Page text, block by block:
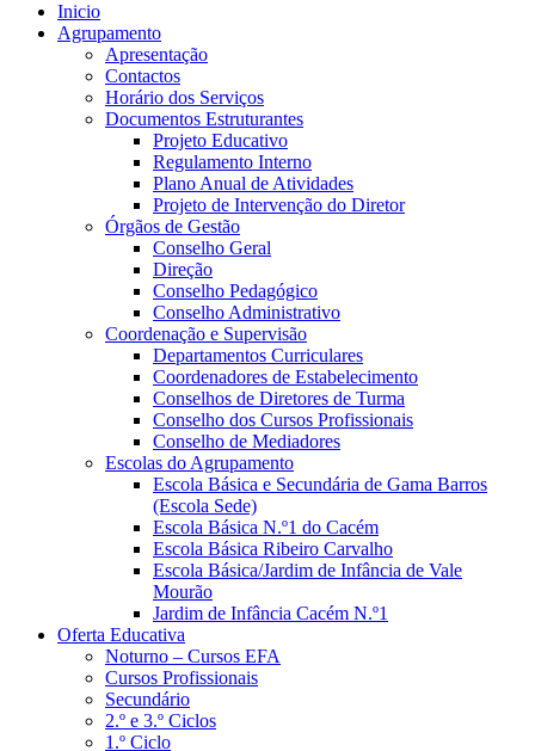
Inicio
Agrupamento
Apresentação
Contactos
Horário dos Serviços
Documentos Estruturantes
Projeto Educativo
Regulamento Interno
Plano Anual de Atividades
Projeto de Intervenção do Diretor
Órgãos de Gestão
Conselho Geral
Direção
Conselho Pedagógico
Conselho Administrativo
Coordenação e Supervisão
Departamentos Curriculares
Coordenadores de Estabelecimento
Conselhos de Diretores de Turma
Conselho dos Cursos Profissionais
Conselho de Mediadores
Escolas do Agrupamento
Escola Básica e Secundária de Gama Barros
(Escola Sede)
Escola Básica N.º1 do Cacém
Escola Básica Ribeiro Carvalho
Escola Básica/Jardim de Infância de Vale
Mourão
Jardim de Infância Cacém N.º1
Oferta Educativa
Noturno – Cursos EFA
Cursos Profissionais
Secundário
2.º e 3.º Ciclos
1.º Ciclo